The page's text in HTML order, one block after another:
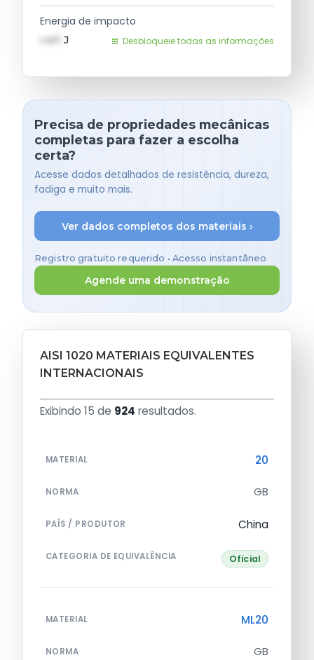
Energia de impacto
val1 J Desbloqueie todas as informações
Precisa de propriedades mecânicas
completas para fazer a escolha
certa?
Acesse dados detalhados de resistência, dureza,
fadiga e muito mais.
Ver dados completos dos materiais ›
Registro gratuito requerido • Acesso instantâneo
Agende uma demonstração
AISI 1020 MATERIAIS EQUIVALENTES
INTERNACIONAIS
Exibindo 15 de 924 resultados.
MATERIAL 20
NORMA GB
PAÍS / PRODUTOR China
CATEGORIA DE EQUIVALÊNCIA Oficial
MATERIAL ML20
NORMA GB